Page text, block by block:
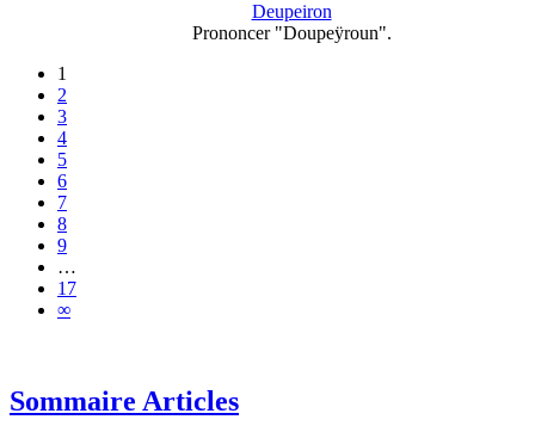
Deupeiron
Prononcer "Doupeÿroun".
1
2
3
4
5
6
7
8
9
…
17
∞
Sommaire Articles